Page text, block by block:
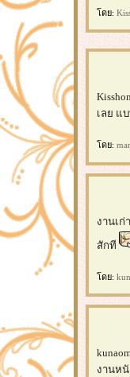
ดย:
เลย แ
ดย:
งานเ
สักที
ดย:
งานห